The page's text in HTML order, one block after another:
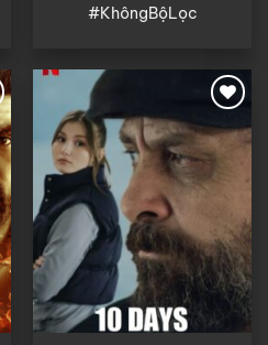
#KhôngBộLọc